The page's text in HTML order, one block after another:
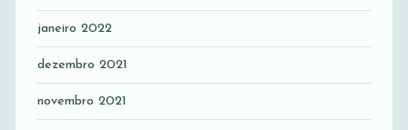
janeiro 2022
dezembro 2021
novembro 2021